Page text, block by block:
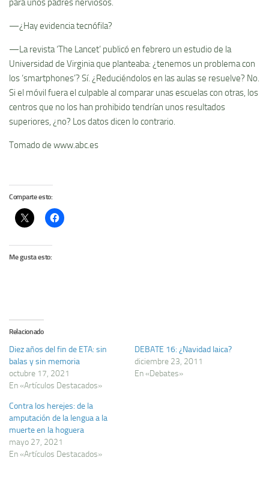
para unos padres nerviosos.
—¿Hay evidencia tecnófila?
—La revista ‘The Lancet’ publicó en febrero un estudio de la
Universidad de Virginia que planteaba: ¿tenemos un problema con
los ‘smartphones’? Sí. ¿Reduciéndolos en las aulas se resuelve? No.
Si el móvil fuera el culpable al comparar unas escuelas con otras, los
centros que no los han prohibido tendrían unos resultados
superiores, ¿no? Los datos dicen lo contrario.
Tomado de www.abc.es
Comparte esto:
Me gusta esto:
Relacionado
Diez años del fin de ETA: sin
balas y sin memoria
octubre 17, 2021
En «Artículos Destacados»
DEBATE 16: ¿Navidad laica?
diciembre 23, 2011
En «Debates»
Contra los herejes: de la
amputación de la lengua a la
muerte en la hoguera
mayo 27, 2021
En «Artículos Destacados»